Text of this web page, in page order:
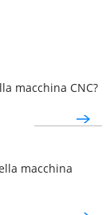
macchina CNC?
macchina